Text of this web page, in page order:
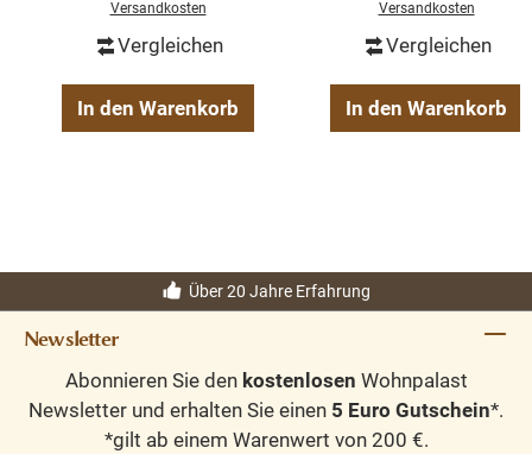
Versandkosten
Vergleichen
In den Warenkorb
Versandkosten
Vergleichen
In den Warenkorb
Über 20 Jahre Erfahrung
Newsletter
Abonnieren Sie den kostenlosen Wohnpalast
Newsletter und erhalten Sie einen 5 Euro Gutschein*.
*gilt ab einem Warenwert von 200 €.